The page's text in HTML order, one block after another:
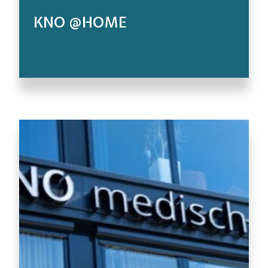
KNO @HOME